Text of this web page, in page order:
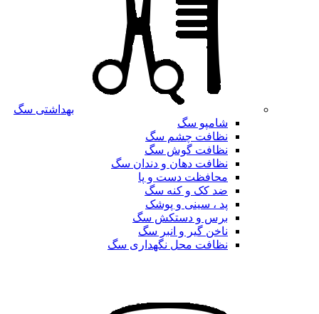
بهداشتی سگ
شامپو سگ
نظافت چشم سگ
نظافت گوش سگ
نظافت دهان و دندان سگ
محافظت دست و پا
ضد کک و کنه سگ
پد ، سینی و پوشک
برس و دستکش سگ
ناخن گیر و انبر سگ
نظافت محل نگهداری سگ